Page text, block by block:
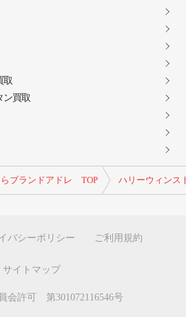
ブランドアドレ TOP ハリーウィンス
取
ン買取
バシーポリシー ご利用規約
サイトマップ
会許可 第301072116546号